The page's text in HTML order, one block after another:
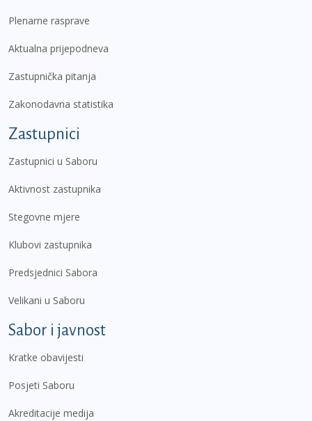
Plenarne rasprave
Aktualna prijepodneva
Zastupnička pitanja
Zakonodavna statistika
Zastupnici
Zastupnici u Saboru
Aktivnost zastupnika
Stegovne mjere
Klubovi zastupnika
Predsjednici Sabora
Velikani u Saboru
Sabor i javnost
Kratke obavijesti
Posjeti Saboru
Akreditacije medija